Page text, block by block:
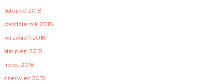
listopad 2018
październik 2018
wrzesień 2018
sierpień 2018
lipiec 2018
czerwiec 2018